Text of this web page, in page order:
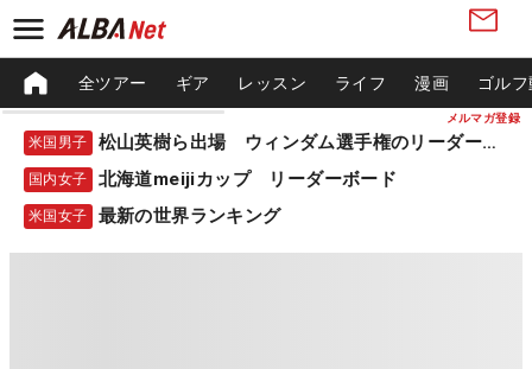
メルマガ登録
全ツアー ギア レッスン ライフ 漫画 ゴル
米国男子 松山英樹ら出場 ウィンダム選手権のリーダーボード
国内女子 北海道meijiカップ リーダーボード
米国女子 最新の世界ランキング